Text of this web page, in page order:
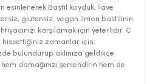
esinlenerek Bastil koyduk. İlave
glutensiz, vegan limon bastilinin
karşılamak için yeterlidir. C
hissettiğiniz zamanlar için;
bulundurup aklınıza geldikçe
damağınızı şenlendirin hem de